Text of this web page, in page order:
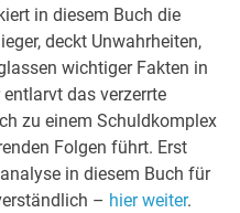
in diesem Buch die
deckt Unwahrheiten,
wichtiger Fakten in
das verzerrte
zu einem Schuldkomplex
Folgen führt. Erst
in diesem Buch für
– hier weiter.